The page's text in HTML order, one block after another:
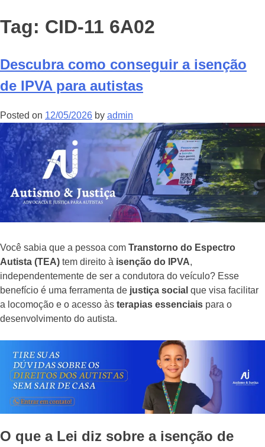
Tag: CID-11 6A02
Descubra como conseguir a isenção
de IPVA para autistas
Posted on 12/05/2026 by admin
Você sabia que a pessoa com Transtorno do Espectro
Autista (TEA) tem direito à isenção do IPVA,
independentemente de ser a condutora do veículo? Esse
benefício é uma ferramenta de justiça social que visa facilitar
a locomoção e o acesso às terapias essenciais para o
desenvolvimento do autista.
O que a Lei diz sobre a isenção de